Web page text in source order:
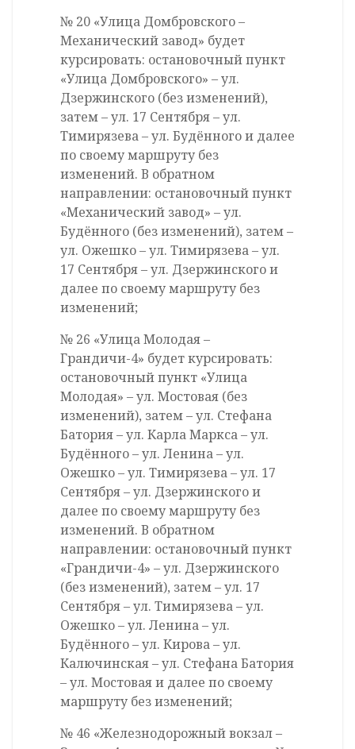
№ 20 «Улица Домбровского –
Механический завод» будет
курсировать: остановочный пункт
«Улица Домбровского» – ул.
Дзержинского (без изменений),
затем – ул. 17 Сентября – ул.
Тимирязева – ул. Будённого и далее
по своему маршруту без
изменений. В обратном
направлении: остановочный пункт
«Механический завод» – ул.
Будённого (без изменений), затем –
ул. Ожешко – ул. Тимирязева – ул.
17 Сентября – ул. Дзержинского и
далее по своему маршруту без
изменений;
№ 26 «Улица Молодая –
Грандичи-4» будет курсировать:
остановочный пункт «Улица
Молодая» – ул. Мостовая (без
изменений), затем – ул. Стефана
Батория – ул. Карла Маркса – ул.
Будённого – ул. Ленина – ул.
Ожешко – ул. Тимирязева – ул. 17
Сентября – ул. Дзержинского и
далее по своему маршруту без
изменений. В обратном
направлении: остановочный пункт
«Грандичи-4» – ул. Дзержинского
(без изменений), затем – ул. 17
Сентября – ул. Тимирязева – ул.
Ожешко – ул. Ленина – ул.
Будённого – ул. Кирова – ул.
Калючинская – ул. Стефана Батория
– ул. Мостовая и далее по своему
маршруту без изменений;
№ 46 «Железнодорожный вокзал –